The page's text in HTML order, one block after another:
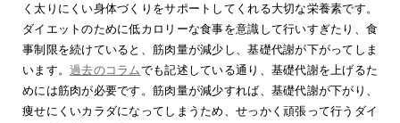
く太りにくい身体づくりをサポートしてくれる大切な栄養素です。
ダイエットのために低カロリーな食事を意識して行いすぎたり、食
事制限を続けていると、筋肉量が減少し、基礎代謝が下がってしま
います。過去のコラム でも記述している通り、基礎代謝を上げるた
めには筋肉が必要です。筋肉量が減少すれば、基礎代謝が下がり、
痩せにくいカラダになってしまうため、せっかく頑張って行うダイ